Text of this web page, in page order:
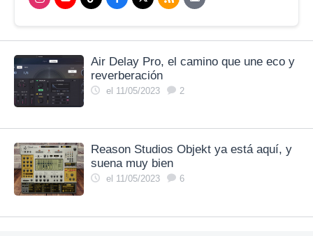
Air Delay Pro, el camino que une eco y
reverberación
el 11/05/2023 2
Reason Studios Objekt ya está aquí, y
suena muy bien
el 11/05/2023 6